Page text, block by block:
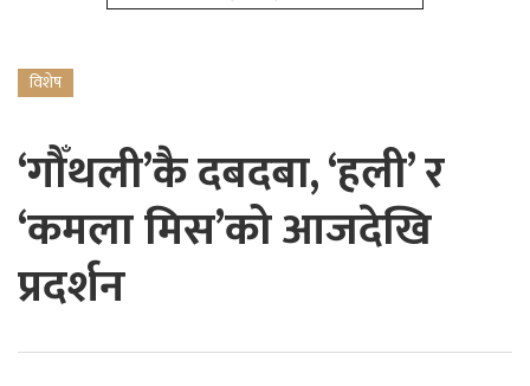
विशेष
‘गौँथली’कै दबदबा, ‘हली’ र
‘कमला मिस’को आजदेखि
प्रदर्शन